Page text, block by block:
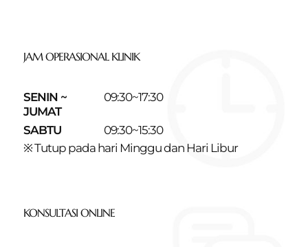
JAM OPERASIONAL KLINIK
SENIN ~
JUMAT
09:30~17:30
SABTU
09:30~15:30
※ Tutup pada hari Minggu dan Hari Libur
KONSULTASI ONLINE